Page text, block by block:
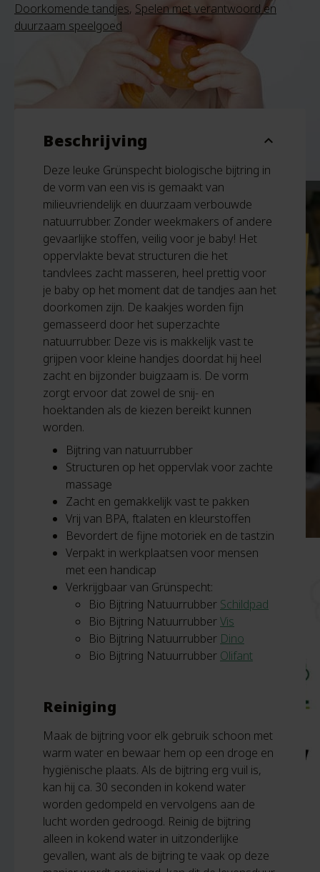
Doorkomende tandjes, Spelen met verantwoord en
duurzaam speelgoed
Beschrijving expand_more
Deze leuke Grünspecht biologische bijtring in
de vorm van een vis is gemaakt van
milieuvriendelijk en duurzaam verbouwde
natuurrubber. Zonder weekmakers of andere
gevaarlijke stoffen, veilig voor je baby! Het
oppervlakte bevat structuren die het
tandvlees zacht masseren, heel prettig voor
je baby op het moment dat de tandjes aan het
doorkomen zijn. De kaakjes worden fijn
gemasseerd door het superzachte
natuurrubber. Deze vis is makkelijk vast te
grijpen voor kleine handjes doordat hij heel
zacht en bijzonder buigzaam is. De vorm
zorgt ervoor dat zowel de snij- en
hoektanden als de kiezen bereikt kunnen
worden.
Bijtring van natuurrubber
Structuren op het oppervlak voor zachte
massage
Zacht en gemakkelijk vast te pakken
Vrij van BPA, ftalaten en kleurstoffen
Bevordert de fijne motoriek en de tastzin
Verpakt in werkplaatsen voor mensen
met een handicap
Verkrijgbaar van Grünspecht:
Bio Bijtring Natuurrubber Schildpad
Bio Bijtring NatuurrubberVis
Bio Bijtring Natuurrubber Dino
Bio Bijtring Natuurrubber Olifant
Reiniging
Maak de bijtring voor elk gebruik schoon met
warm water en bewaar hem op een droge en
hygiënische plaats. Als de bijtring erg vuil is,
kan hij ca. 30 seconden in kokend water
worden gedompeld en vervolgens aan de
lucht worden gedroogd. Reinig de bijtring
alleen in kokend water in uitzonderlijke
gevallen, want als de bijtring te vaak op deze